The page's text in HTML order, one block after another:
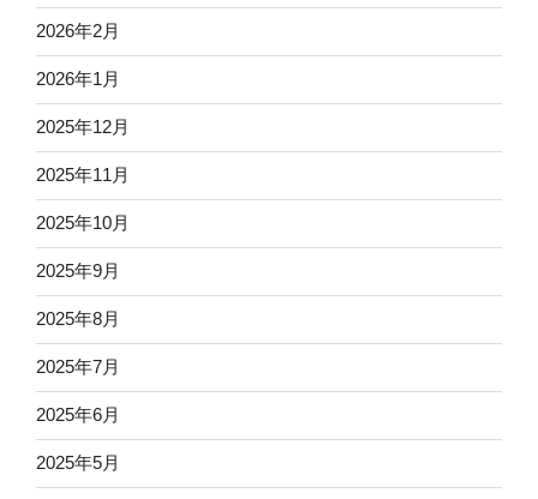
2026年2月
2026年1月
2025年12月
2025年11月
2025年10月
2025年9月
2025年8月
2025年7月
2025年6月
2025年5月